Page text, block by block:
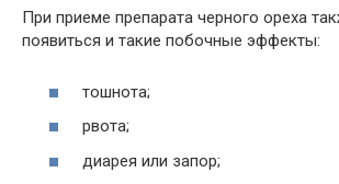
При приеме препарата черного ореха
появиться и такие побочные эффекты:
тошнота;
рвота;
диарея или запор;